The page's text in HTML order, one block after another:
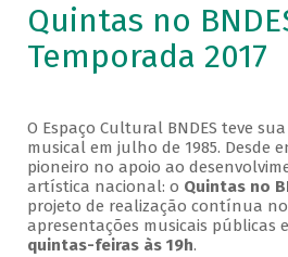
Quintas no
Temporada 2017
O Espaço Cultural BNDES teve
musical em julho de 1985. Desde
pioneiro no apoio ao
artística nacional: o Quintas no
projeto de realização contínua
apresentações musicais públicas
quintas-feiras às 19h.